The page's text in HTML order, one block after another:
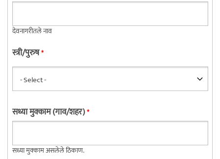
देवनागरीतले नाव
स्त्री/पुरुष*
सध्या मुक्काम (गाव/शहर)*
सध्या मुक्काम असलेले ठिकाण.